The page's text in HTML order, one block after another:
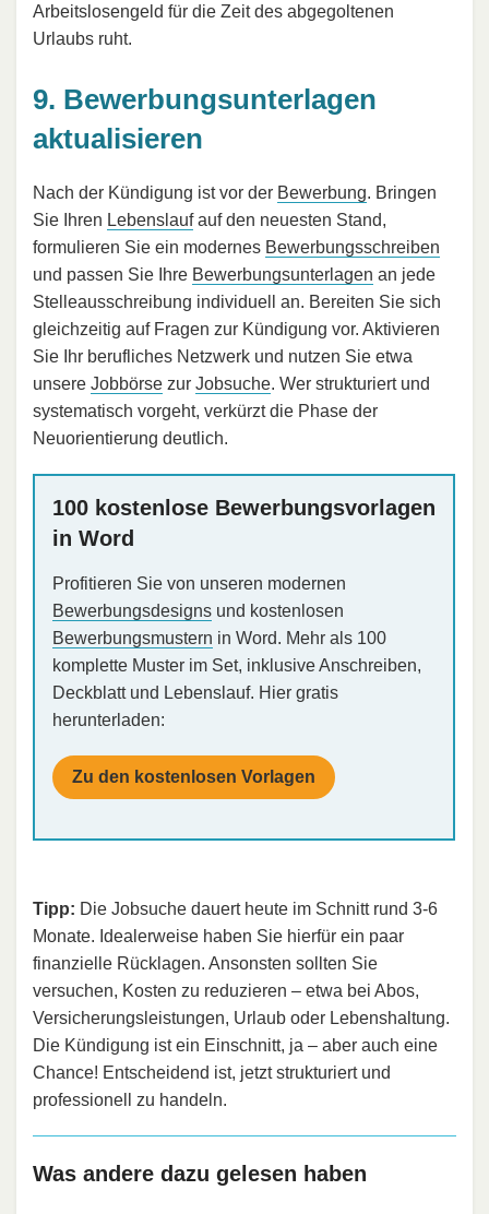
Arbeitslosengeld für die Zeit des abgegoltenen
Urlaubs ruht.
9. Bewerbungsunterlagen
aktualisieren
Nach der Kündigung ist vor der Bewerbung. Bringen
Sie Ihren Lebenslaufauf den neuesten Stand,
formulieren Sie ein modernes Bewerbungsschreiben
und passen Sie Ihre Bewerbungsunterlagen an jede
Stelleausschreibung individuell an. Bereiten Sie sich
gleichzeitig auf Fragen zur Kündigung vor. Aktivieren
Sie Ihr berufliches Netzwerk und nutzen Sie etwa
unsere Jobbörse zur Jobsuche. Wer strukturiert und
systematisch vorgeht, verkürzt die Phase der
Neuorientierung deutlich.
100 kostenlose Bewerbungsvorlagen
in Word
Profitieren Sie von unseren modernen
Bewerbungsdesigns und kostenlosen
Bewerbungsmustern in Word. Mehr als 100
komplette Muster im Set, inklusive Anschreiben,
Deckblatt und Lebenslauf. Hier gratis
herunterladen:
Zu den kostenlosen Vorlagen
Tipp: Die Jobsuche dauert heute im Schnitt rund 3-6
Monate. Idealerweise haben Sie hierfür ein paar
finanzielle Rücklagen. Ansonsten sollten Sie
versuchen, Kosten zu reduzieren – etwa bei Abos,
Versicherungsleistungen, Urlaub oder Lebenshaltung.
Die Kündigung ist ein Einschnitt, ja – aber auch eine
Chance! Entscheidend ist, jetzt strukturiert und
professionell zu handeln.
Was andere dazu gelesen haben